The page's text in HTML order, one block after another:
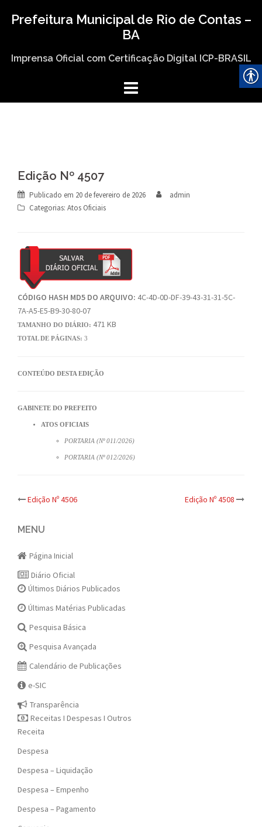
Prefeitura Municipal de Rio de Contas –
BA
Imprensa Oficial com Certificação Digital ICP-BRASIL
Edição Nº 4507
Publicado em 20 de fevereiro de 2026
admin
Categorias: Atos Oficiais
CÓDIGO HASH MD5 DO ARQUIVO: 4C-4D-0D-DF-39-43-31-31-5C-
7A-A5-E5-B9-30-80-07
TAMANHO DO DIÁRIO: 471 KB
TOTAL DE PÁGINAS: 3
CONTEÚDO DESTA EDIÇÃO
GABINETE DO PREFEITO
ATOS OFICIAIS
PORTARIA (Nº 011/2026)
PORTARIA (Nº 012/2026)
Post
navigation
Edição Nº 4506 Edição Nº 4508
MENU
Página Inicial
Diário Oficial
Últimos Diários Publicados
Últimas Matérias Publicadas
Pesquisa Básica
Pesquisa Avançada
Calendário de Publicações
e-SIC
Transparência
Receitas I Despesas I Outros
Receita
Despesa
Despesa – Liquidação
Despesa – Empenho
Despesa – Pagamento